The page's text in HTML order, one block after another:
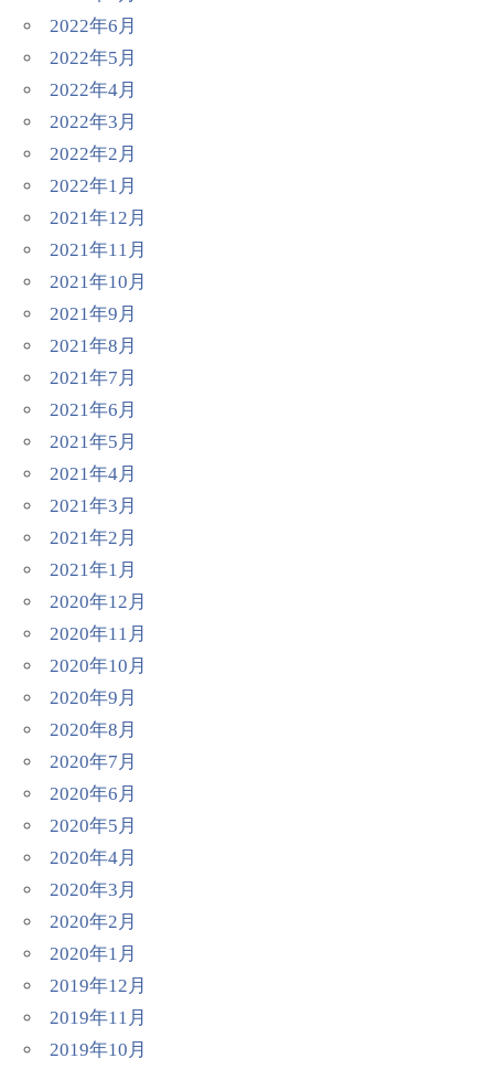
2022年6月
2022年5月
2022年4月
2022年3月
2022年2月
2022年1月
2021年12月
2021年11月
2021年10月
2021年9月
2021年8月
2021年7月
2021年6月
2021年5月
2021年4月
2021年3月
2021年2月
2021年1月
2020年12月
2020年11月
2020年10月
2020年9月
2020年8月
2020年7月
2020年6月
2020年5月
2020年4月
2020年3月
2020年2月
2020年1月
2019年12月
2019年11月
2019年10月